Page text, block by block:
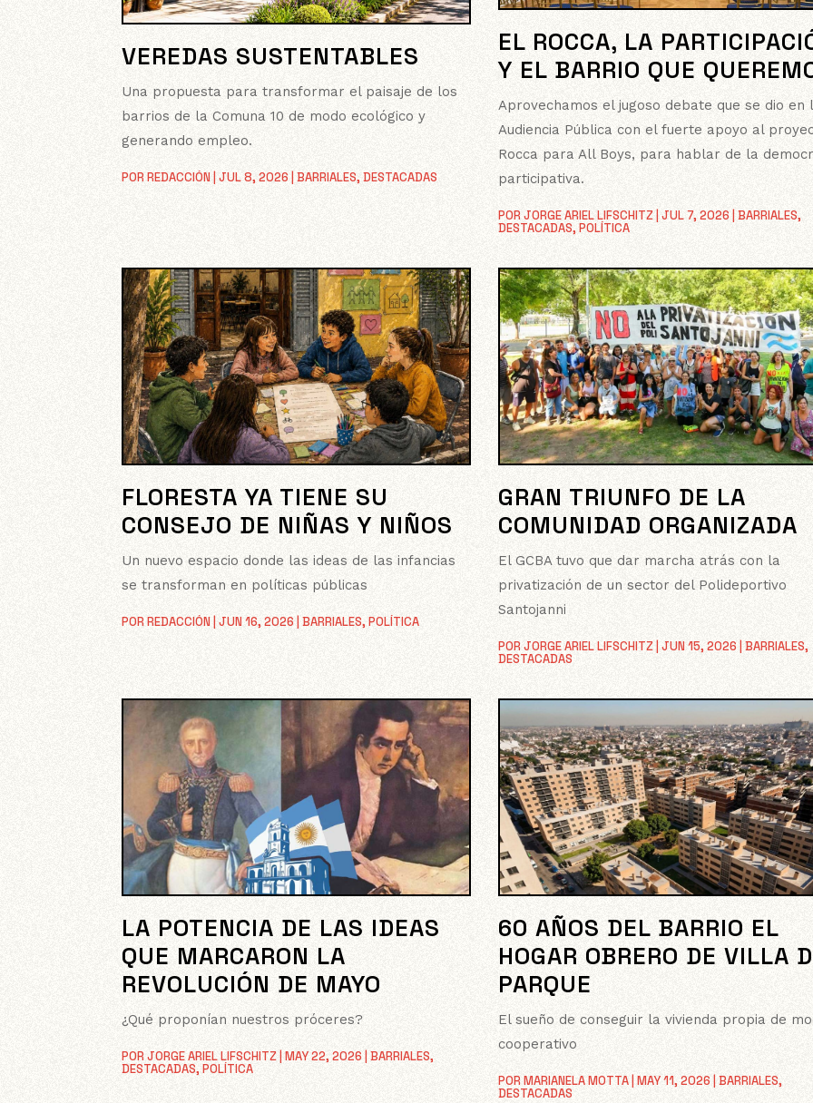
VEREDAS SUSTENTABLES
PORREDACCIÓN |JUL 8, 2026 |BARRIALES,DESTACADAS
Una propuesta para transformar el paisaje de los
barrios de la Comuna 10 de modo ecológico y
generando empleo.
EL ROCCA, LA
Y EL BARRIO QUE
PORJORGE ARIEL LIFSCHITZ| JUL 7, 2026 BARRIALES,
DESTACADAS, POLÍTICA
Aprovechamos el jugoso debate que se dio en
Audiencia Pública con el fuerte apoyo al
Rocca para All Boys, para hablar de la
participativa.
FLORESTA YA TIENE SU
CONSEJO DE NIÑAS Y NIÑOS
PORREDACCIÓN |JUN 16, 2026 |BARRIALES,POLÍTICA
Un nuevo espacio donde las ideas de las infancias
se transforman en políticas públicas
GRAN TRIUNFO DE LA
COMUNIDAD ORGANIZADA
PORJORGE ARIEL LIFSCHITZ| JUN 15, 2026 BARRIALES,
DESTACADAS
El GCBA tuvo que dar marcha atrás con la
privatización de un sector del Polideportivo
Santojanni
LA POTENCIA DE LAS IDEAS
QUE MARCARON LA
REVOLUCIÓN DE MAYO
PORJORGE ARIEL LIFSCHITZ |MAY 22, 2026 |BARRIALES,
DESTACADAS,POLÍTICA
¿Qué proponían nuestros próceres?
60 AÑOS DEL BARRIO EL
HOGAR OBRERO DE VILLA
PARQUE
PORMARIANELA MOTTA| MAY 11, 2026 BARRIALES,
DESTACADAS
El sueño de conseguir la vivienda propia de
cooperativo